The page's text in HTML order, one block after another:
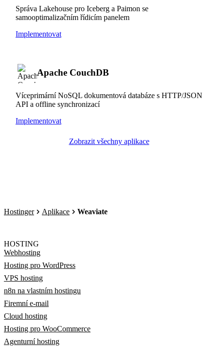
Správa Lakehouse pro Iceberg a Paimon se
samooptimalizačním řídicím panelem
Implementovat
Apache CouchDB
Víceprimární NoSQL dokumentová databáze s HTTP/JSON
API a offline synchronizací
Implementovat
Zobrazit všechny aplikace
Hostinger Aplikace Weaviate
HOSTING
Webhosting
Hosting pro WordPress
VPS hosting
n8n na vlastním hostingu
Firemní e-mail
Cloud hosting
Hosting pro WooCommerce
Agenturní hosting